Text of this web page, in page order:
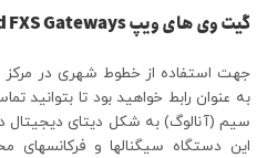
گیت وی های ویپ FXO and FXS Gateways
به عنوان رابط خواهید بود تا بتوانید
سیم (آنالوگ) به شکل دیتای دیجیتال
این دستگاه سیگنال­ها و